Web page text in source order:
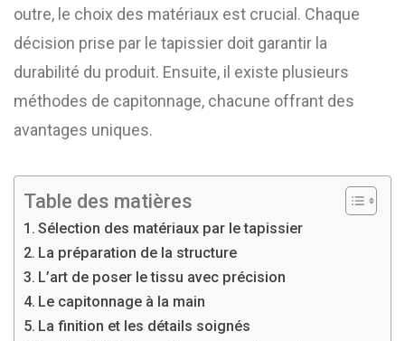
outre, le choix des matériaux est crucial. Chaque
décision prise par le tapissier doit garantir la
durabilité du produit. Ensuite, il existe plusieurs
méthodes de capitonnage, chacune offrant des
avantages uniques.
Table des matières
Sélection des matériaux par le tapissier
La préparation de la structure
L’art de poser le tissu avec précision
Le capitonnage à la main
La finition et les détails soignés